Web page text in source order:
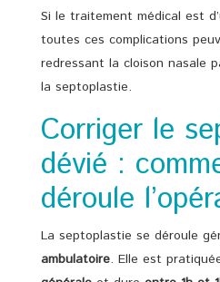
Si le traitement médical est
toutes ces complications
redressant la cloison nasale
la septoplastie.
Corriger le
dévié :
déroule
La septoplastie se déroule
ambulatoire. Elle est